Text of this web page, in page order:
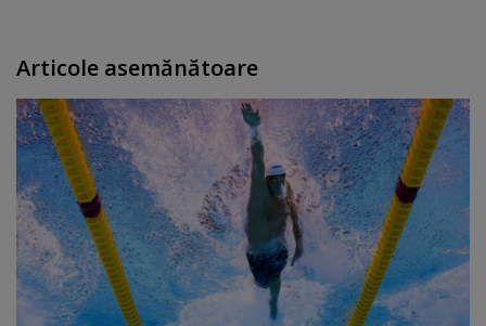
Articole asemănătoare